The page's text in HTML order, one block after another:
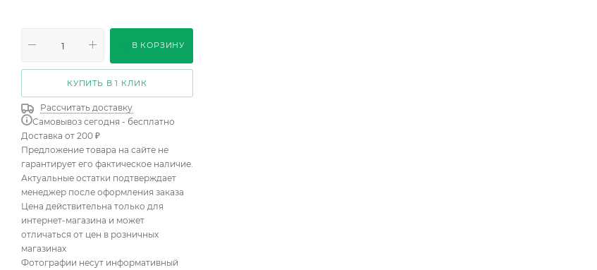
В КОРЗИНУ
КУПИТЬ В 1 КЛИК
Рассчитать доставку
Самовывоз сегодня - бесплатно
Доставка от 200 ₽
Предложение товара на сайте не
гарантирует его фактическое наличие.
Актуальные остатки подтверждает
менеджер после оформления заказа
Цена действительна только для
интернет-магазина и может
отличаться от цен в розничных
магазинах
Фотографии несут информативный